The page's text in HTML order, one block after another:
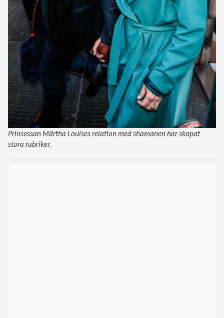
Prinsessan Märtha Louises relation med shamanen har skapat
stora rubriker.